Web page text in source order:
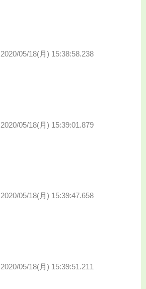
2020/05/18(月) 15:38:58.238
2020/05/18(月) 15:39:01.879
2020/05/18(月) 15:39:47.658
2020/05/18(月) 15:39:51.211